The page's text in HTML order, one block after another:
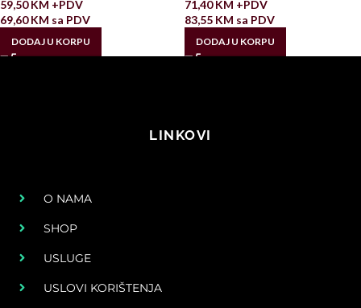
59,50KM +PDV
69,60KM sa PDV
DODAJ U KORPU
71,40KM +PDV
83,55 KM sa PDV
DODAJ U KORPU
LINKOVI
O NAMA
SHOP
USLUGE
USLOVI KORIŠTENJA